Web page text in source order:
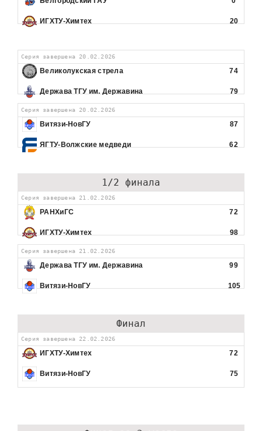
ИГХТУ-Химтех 20
Серия завершена 20.02.2026
Великолукская стрела 74
Держава ТГУ им. Державина 79
Серия завершена 20.02.2026
Витязи-НовГУ 87
ЯГТУ-Волжские медведи 62
1/2 финала
Серия завершена 21.02.2026
РАНХиГС 72
ИГХТУ-Химтех 98
Серия завершена 21.02.2026
Держава ТГУ им. Державина 99
Витязи-НовГУ 105
Финал
Серия завершена 22.02.2026
ИГХТУ-Химтех 72
Витязи-НовГУ 75